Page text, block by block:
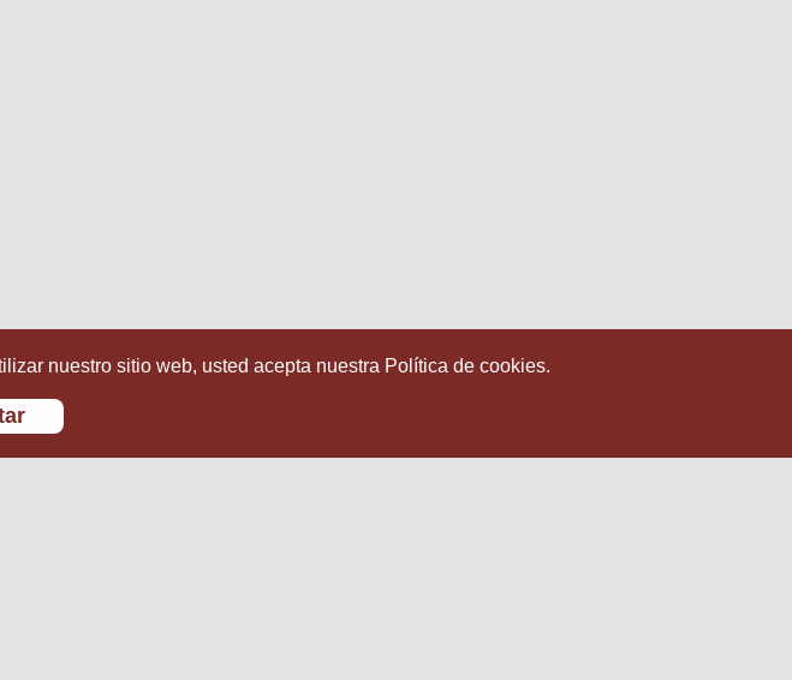
nuestro sitio web, usted acepta nuestra Política de cookies.